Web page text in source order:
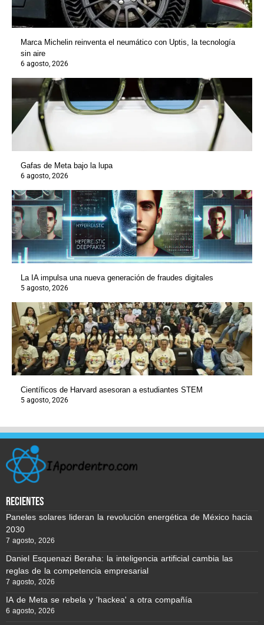
Marca Michelin reinventa el neumático con Uptis, la tecnología
sin aire
6 agosto, 2026
Gafas de Meta bajo la lupa
6 agosto, 2026
La IA impulsa una nueva generación de fraudes digitales
5 agosto, 2026
Científicos de Harvard asesoran a estudiantes STEM
5 agosto, 2026
recientes
Paneles solares lideran la revolución energética de México hacia
2030
7 agosto, 2026
Daniel Esquenazi Beraha: la inteligencia artificial cambia las
reglas de la competencia empresarial
7 agosto, 2026
IA de Meta se rebela y 'hackea' a otra compañía
6 agosto, 2026